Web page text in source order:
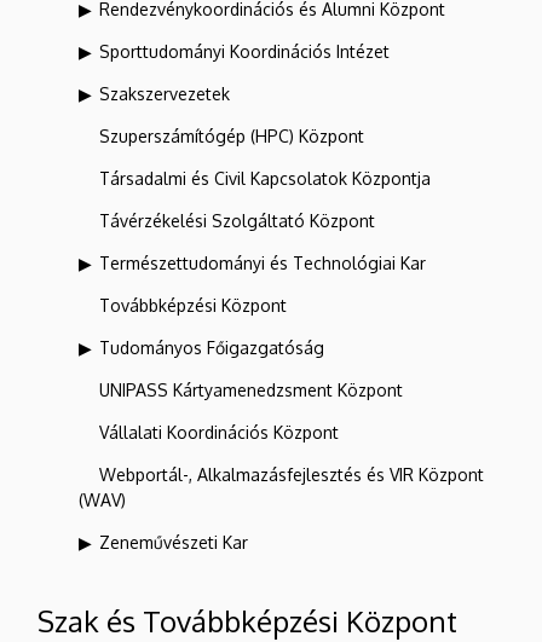
Rendezvénykoordinációs és Alumni Központ
Sporttudományi Koordinációs Intézet
Szakszervezetek
Szuperszámítógép (HPC) Központ
Társadalmi és Civil Kapcsolatok Központja
Távérzékelési Szolgáltató Központ
Természettudományi és Technológiai Kar
Továbbképzési Központ
Tudományos Főigazgatóság
UNIPASS Kártyamenedzsment Központ
Vállalati Koordinációs Központ
Webportál-, Alkalmazásfejlesztés és VIR Központ
(WAV)
Zeneművészeti Kar
Szak és Továbbképzési Központ